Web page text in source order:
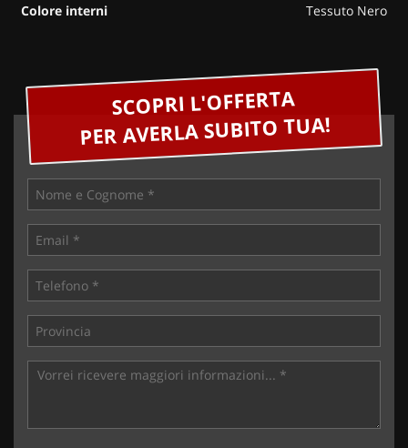
Colore interni
Tessuto Nero
SCOPRI L'OFFERTA
PER AVERLA SUBITO TUA!